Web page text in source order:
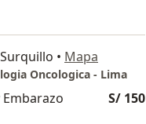
• Mapa
Oncologica - Lima
S/ 150